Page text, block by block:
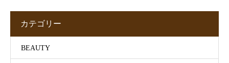
カテゴリー
BEAUTY